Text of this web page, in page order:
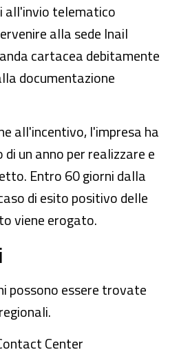
all'invio telematico
alla sede Inail
cartacea debitamente
documentazione
all'incentivo, l'impresa ha
un anno per realizzare e
Entro 60 giorni dalla
di esito positivo delle
viene erogato.
possono essere trovate
Center